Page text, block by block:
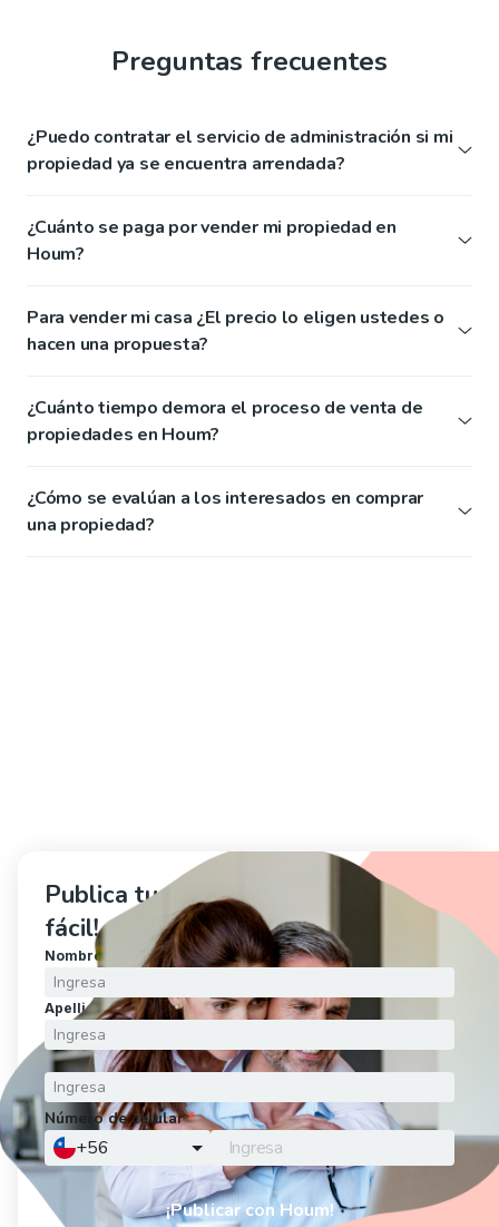
Preguntas frecuentes
¿Puedo contratar el servicio de administración si mi
propiedad ya se encuentra arrendada?
¿Cuánto se paga por vender mi propiedad en
Houm?
Para vender mi casa ¿El precio lo eligen ustedes o
hacen una propuesta?
¿Cuánto tiempo demora el proceso de venta de
propiedades en Houm?
¿Cómo se evalúan a los interesados en comprar
una propiedad?
Publica tu propiedad ahora, ¡es muy
fácil!
Nombre*
Apellido*
Correo electrónico*
Número de celular*
¿Tienes un código promocional?Agrégalo aquí
¡Publicar con Houm!